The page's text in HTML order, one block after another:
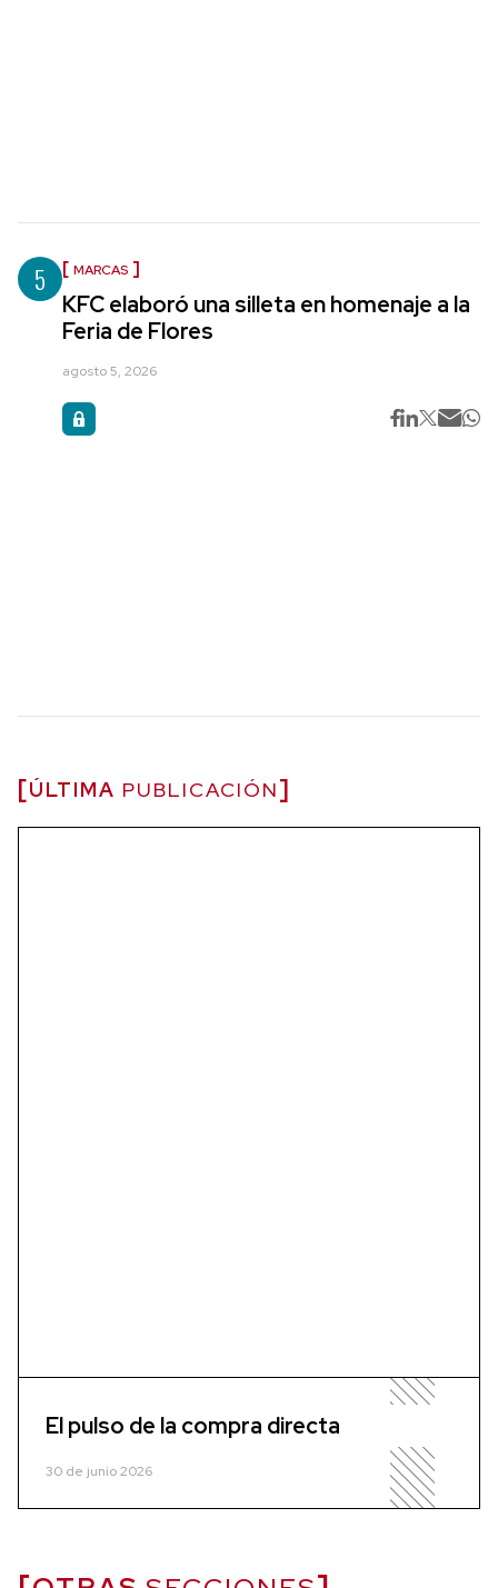
5 MARCAS
KFC elaboró una silleta en homenaje a la
Feria de Flores
agosto 5, 2026
ÚLTIMA PUBLICACIÓN
El pulso de la compra directa
30 de junio 2026